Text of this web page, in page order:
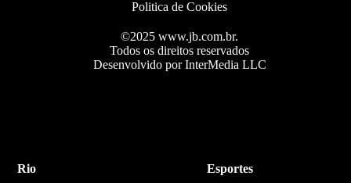
Politica de Cookies
©2025 www.jb.com.br.
Todos os direitos reservados
Desenvolvido por InterMedia LLC
Rio Esportes